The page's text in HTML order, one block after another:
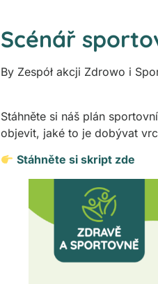
Scénář
By Zespół akcji Zdrowo i
Stáhněte si náš plán
objevit, jaké to je dobývat
Stáhněte si skript zde